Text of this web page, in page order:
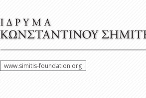
www.simitis-foundation.org